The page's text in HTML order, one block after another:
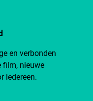
en verbonden
film, nieuwe
iedereen.